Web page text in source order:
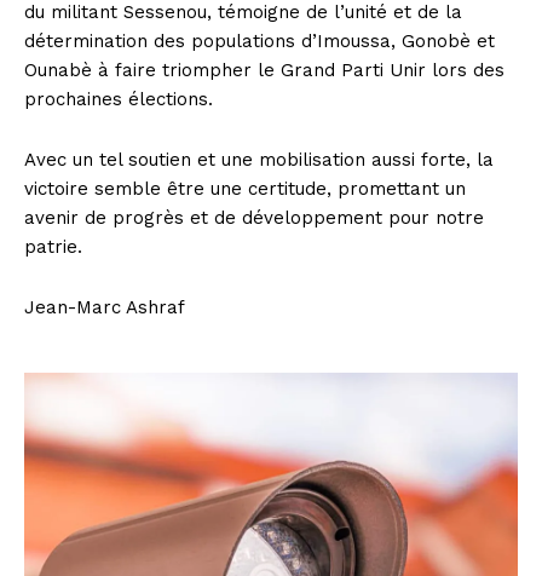
du militant Sessenou, témoigne de l’unité et de la
détermination des populations d’Imoussa, Gonobè et
Ounabè à faire triompher le Grand Parti Unir lors des
prochaines élections.
Avec un tel soutien et une mobilisation aussi forte, la
victoire semble être une certitude, promettant un
avenir de progrès et de développement pour notre
patrie.
Jean-Marc Ashraf